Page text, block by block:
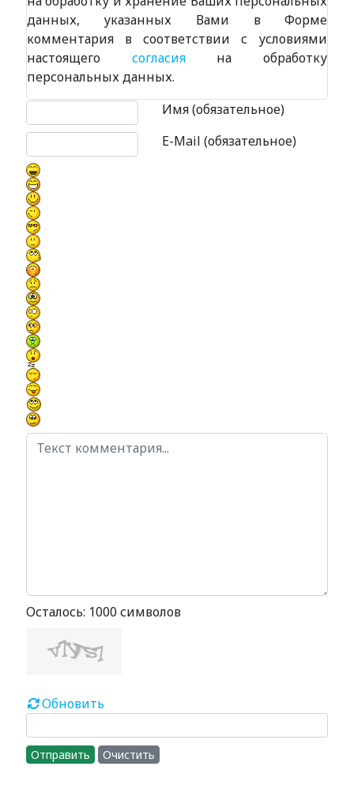
данных, указанных Вами в Форме
комментария в соответствии с условиями
настоящего согласияна обработку
персональных данных.
Имя (обязательное)
E-Mail (обязательное)
Текст комментария
Осталось: 1000 символов
Обновить
Отправить Очистить